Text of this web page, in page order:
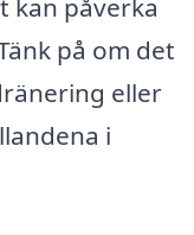
kan påverka
på om det
eller
i